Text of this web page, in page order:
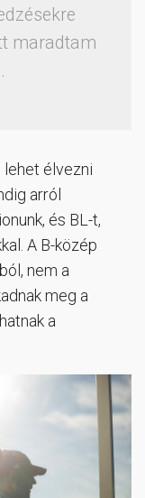
maradtam
lehet élvezni
arról
és BL-t,
A B-közép
nem a
meg a
a